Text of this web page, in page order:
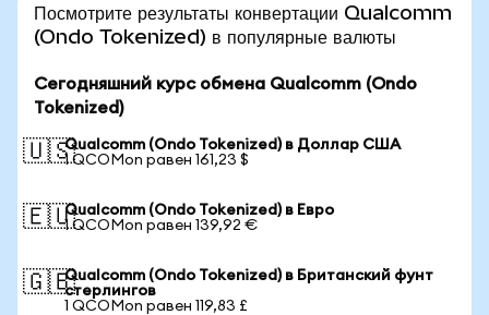
Посмотрите результаты конвертации Qualcomm
(Ondo Tokenized) в популярные валюты
Сегодняшний курс обмена Qualcomm (Ondo
Tokenized)
🇺🇸Qualcomm (Ondo Tokenized) в Доллар США
1 QCOMon равен 161,23 $
🇪🇺Qualcomm (Ondo Tokenized) в Евро
1 QCOMon равен 139,92 €
🇬🇧Qualcomm (Ondo Tokenized) в Британский фунт
стерлингов
1 QCOMon равен 119,83 £